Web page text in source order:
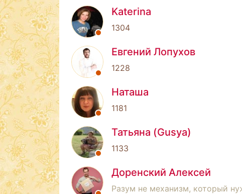
Katerina
1304
Евгений Лопухов
1228
Наташа
1181
Татьяна (Gusya)
1133
Доренский Алексей
Разум не механизм, который